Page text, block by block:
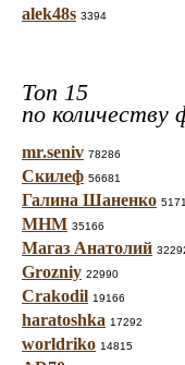
alek48s 3394
Топ 15
по
mr.seniv 78286
Скилеф 56681
Галина Шаненко
МНМ 35166
Магаз Анатолий
Grozniy 22990
Crakodil 19166
haratoshka 17292
worldriko 14815